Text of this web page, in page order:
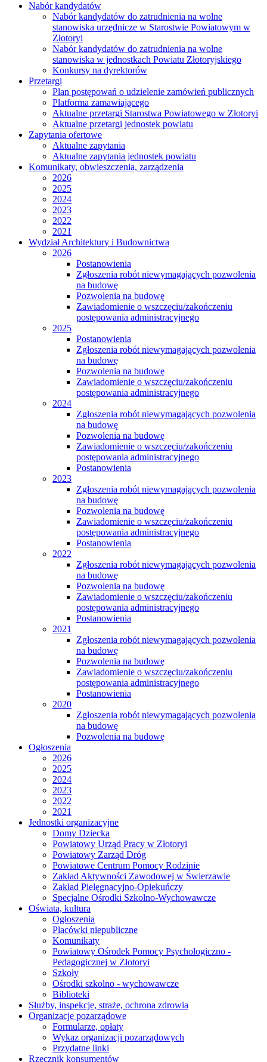
Nabór kandydatów
Nabór kandydatów do zatrudnienia na wolne
stanowiska urzędnicze w Starostwie Powiatowym w
Złotoryi
Nabór kandydatów do zatrudnienia na wolne
stanowiska w jednostkach Powiatu Złotoryjskiego
Konkursy na dyrektorów
Przetargi
Plan postępowań o udzielenie zamówień publicznych
Platforma zamawiającego
Aktualne przetargi Starostwa Powiatowego w Złotoryi
Aktualne przetargi jednostek powiatu
Zapytania ofertowe
Aktualne zapytania
Aktualne zapytania jednostek powiatu
Komunikaty, obwieszczenia, zarządzenia
2026
2025
2024
2023
2022
2021
Wydział Architektury i Budownictwa
2026
Postanowienia
Zgłoszenia robót niewymagających pozwolenia
na budowę
Pozwolenia na budowę
Zawiadomienie o wszczęciu/zakończeniu
postępowania administracyjnego
2025
Postanowienia
Zgłoszenia robót niewymagających pozwolenia
na budowę
Pozwolenia na budowę
Zawiadomienie o wszczęciu/zakończeniu
postępowania administracyjnego
2024
Zgłoszenia robót niewymagających pozwolenia
na budowę
Pozwolenia na budowę
Zawiadomienie o wszczęciu/zakończeniu
postępowania administracyjnego
Postanowienia
2023
Zgłoszenia robót niewymagających pozwolenia
na budowę
Pozwolenia na budowę
Zawiadomienie o wszczęciu/zakończeniu
postępowania administracyjnego
Postanowienia
2022
Zgłoszenia robót niewymagających pozwolenia
na budowę
Pozwolenia na budowę
Zawiadomienie o wszczęciu/zakończeniu
postępowania administracyjnego
Postanowienia
2021
Zgłoszenia robót niewymagających pozwolenia
na budowę
Pozwolenia na budowę
Zawiadomienie o wszczęciu/zakończeniu
postępowania administracyjnego
Postanowienia
2020
Zgłoszenia robót niewymagających pozwolenia
na budowę
Pozwolenia na budowę
Ogłoszenia
2026
2025
2024
2023
2022
2021
Jednostki organizacyjne
Domy Dziecka
Powiatowy Urząd Pracy w Złotoryi
Powiatowy Zarząd Dróg
Powiatowe Centrum Pomocy Rodzinie
Zakład Aktywności Zawodowej w Świerzawie
Zakład Pielęgnacyjno-Opiekuńczy
Specjalne Ośrodki Szkolno-Wychowawcze
Oświata, kultura
Ogłoszenia
Placówki niepubliczne
Komunikaty
Powiatowy Ośrodek Pomocy Psychologiczno -
Pedagogicznej w Złotoryi
Szkoły
Ośrodki szkolno - wychowawcze
Biblioteki
Służby, inspekcje, straże, ochrona zdrowia
Organizacje pozarządowe
Formularze, opłaty
Wykaz organizacji pozarządowych
Przydatne linki
Rzecznik konsumentów